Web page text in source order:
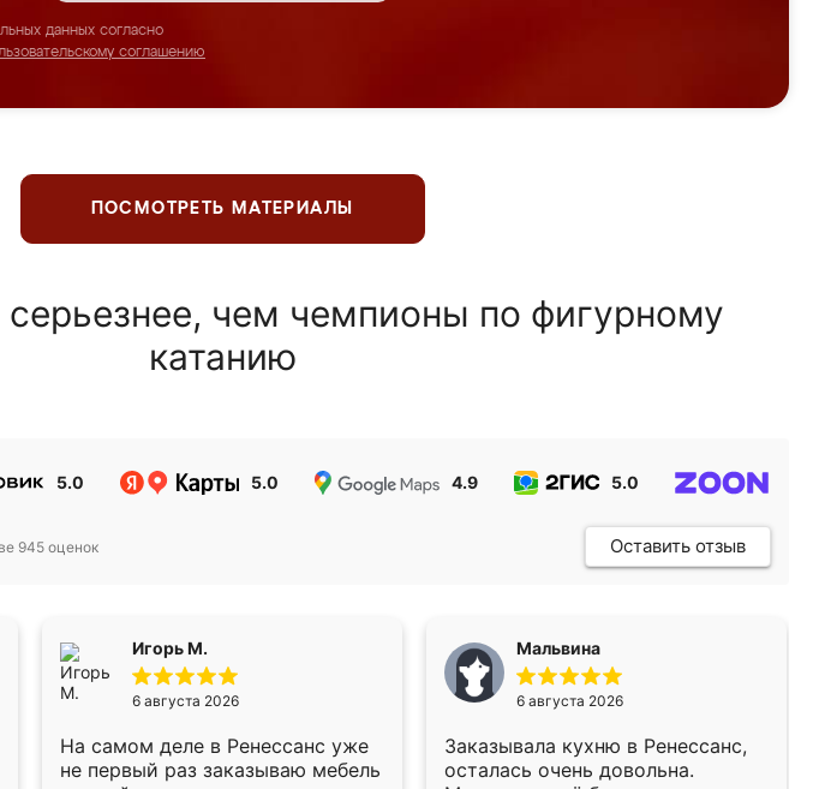
данных согласно
соглашению
ПОСМОТРЕТЬ МАТЕРИАЛЫ
чем чемпионы по фигурному
катанию
5.0 5.0 4.9 5.0
945 оценок Оставить отзыв
Игорь М.
6 августа 2026
На самом деле в Ренессанс уже
не первый раз заказываю мебель
Мальвина
6 августа 2026
Заказывала кухню в Ренессанс,
осталась очень довольна.